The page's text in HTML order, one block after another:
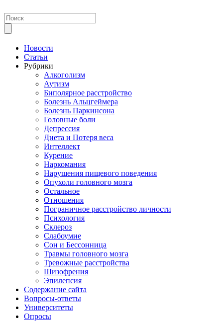
Новости
Статьи
Рубрики
Алкоголизм
Аутизм
Биполярное расстройство
Болезнь Альцгеймера
Болезнь Паркинсона
Головные боли
Депрессия
Диета и Потеря веса
Интеллект
Курение
Наркомания
Нарушения пищевого поведения
Опухоли головного мозга
Остальное
Отношения
Пограничное расстройство личности
Психология
Склероз
Слабоумие
Сон и Бессонница
Травмы головного мозга
Тревожные расстройства
Шизофрения
Эпилепсия
Содержание сайта
Вопросы-ответы
Университеты
Опросы